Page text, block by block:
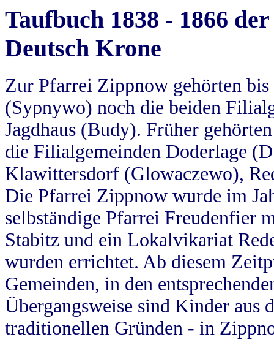
Taufbuch 1838 - 1866
Deutsch Krone
Zur Pfarrei Zippnow gehörten
(Sypnywo) noch die beiden
Jagdhaus (Budy). Früher
die Filialgemeinden Doderlage
Klawittersdorf (Glowaczewo),
Die Pfarrei Zippnow wurde im
selbständige Pfarrei Freudenfier
Stabitz und ein Lokalvikariat
wurden errichtet. Ab diesem
Gemeinden, in den
Übergangsweise sind Kinder aus
traditionellen Gründen - in